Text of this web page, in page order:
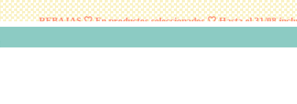
REBAJAS 🤍 En productos seleccionados 🤍 Hasta el 31/08 incluido